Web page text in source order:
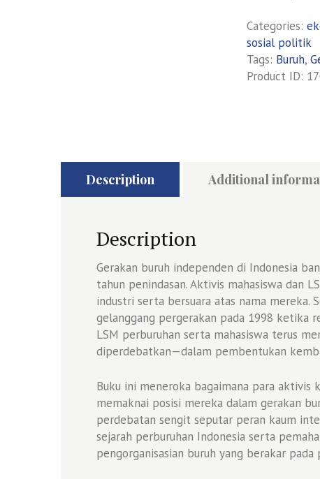
Categories:
sosial politik
Tags: Buruh,
Product ID:
Description Additional
Description
Gerakan buruh independen di Indonesia
tahun penindasan. Aktivis mahasiswa dan
industri serta bersuara atas nama mereka.
gelanggang pergerakan pada 1998 ketika
LSM perburuhan serta mahasiswa terus
diperdebatkan—dalam pembentukan
Buku ini meneroka bagaimana para aktivis
memaknai posisi mereka dalam gerakan
perdebatan sengit seputar peran kaum
sejarah perburuhan Indonesia serta
pengorganisasian buruh yang berakar